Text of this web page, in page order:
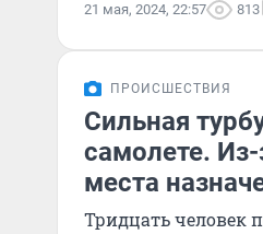
21 мая, 2024, 22:57 813
ПРОИСШЕСТВИЯ
Сильная
самолете.
места
Тридцать человек